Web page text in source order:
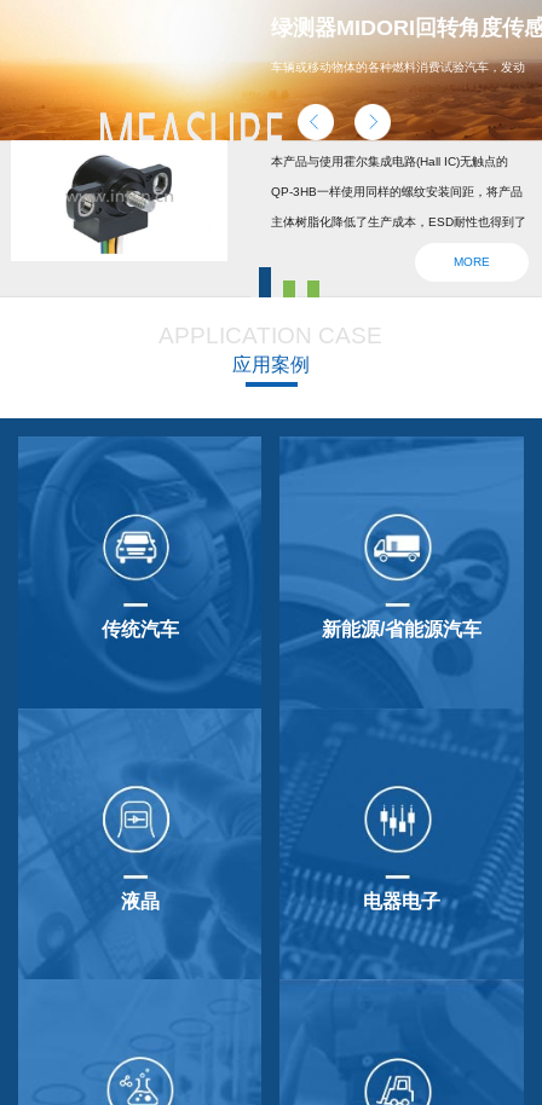
绿测器MIDORI回转角度传
车辆或移动物体的各种燃料消费试验汽车，发动
机，汽车配件，能源
本产品与使用霍尔集成电路(Hall IC)无触点的
QP-3HB一样使用同样的螺纹安装间距，将产品
主体树脂化降低了生产成本，ESD耐性也得到了
设回位弹簧，防震动防撞击功能强大，防尘防
QP-3HB标准相同。本产品在游船、铲运车的遥
控手柄、卡车离合器和换挡等方面要求较高的领
MORE
APPLICATION CASE
应用案例
传统汽车 新能源/省能源汽车
液晶 电器电子